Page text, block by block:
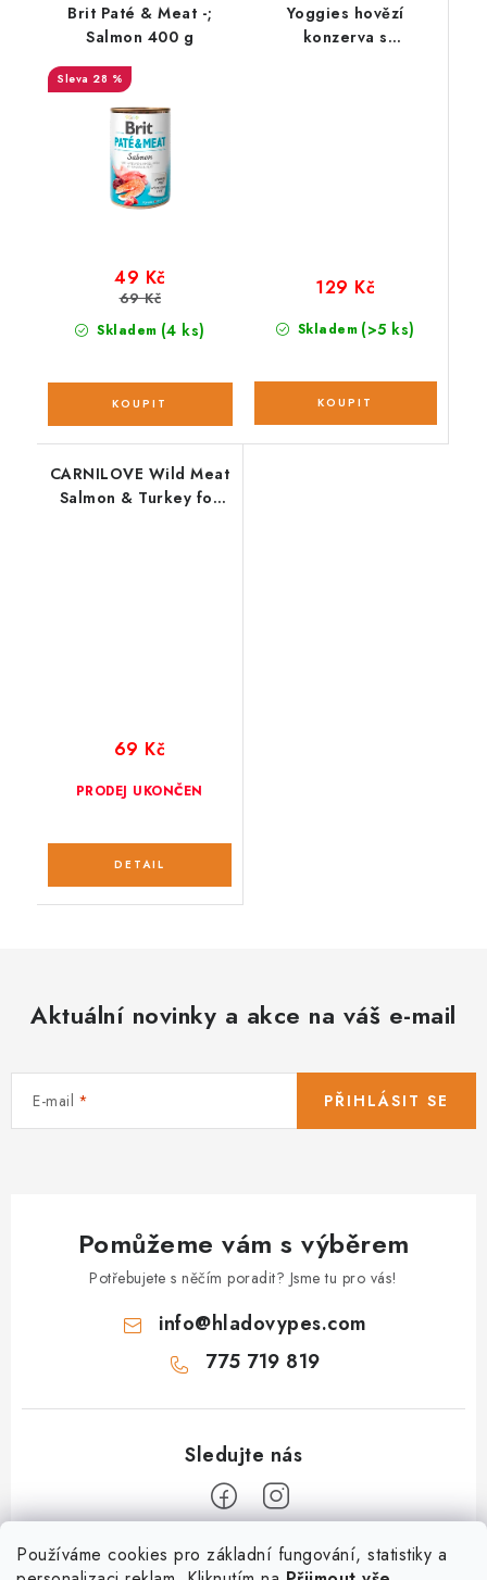
Používáme cookies pro základní fungování, statistiky a
Brit Paté & Meat -;
Salmon 400 g
28 %
Skladem (4 ks)
49 Kč
69 Kč
Yoggies hovězí
konzerva s
Skladem (>5 ks)
129 Kč
CARNILOVE Wild Meat
Salmon & Turkey for
PRODEJ UKONČEN
69 Kč
Aktuální novinky a akce na váš e-mail
E-mail PŘIHLÁSIT SE
Pomůžeme vám s výběrem
Potřebujete s něčím poradit? Jsme tu pro vás!
info@hladovypes.com
775 719 819